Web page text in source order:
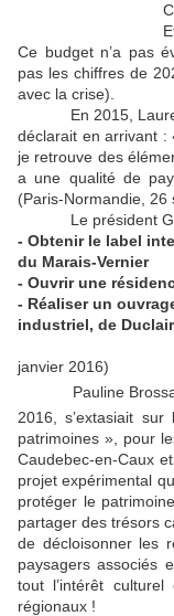
Communes
Etat : 200
Ce budget n’a pas
pas les chiffres de
avec la crise).
En 2015,
déclarait en arrivant
je retrouve des
a une qualité de
(Paris-Normandie, 26
Le président
- Obtenir le label
du Marais-Vernier
- Ouvrir une
- Réaliser un
industriel, de
(in
janvier 2016)
Pauline Brossart,
2016, s’extasiait
patrimoines », pour
Caudebec-en-Caux
projet expérimental
protéger le
partager des trésors
de décloisonner les
paysagers associés
tout l’intérêt
régionaux !